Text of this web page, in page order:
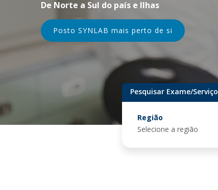
Saiba mais
Saiba mais
Saiba mais
De Norte a Sul do país e Ilhas
Posto SYNLAB mais perto de si
Pesquisar Exame/Serviço
Região